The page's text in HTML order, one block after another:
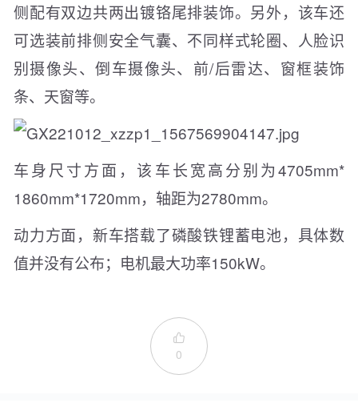
侧配有双边共两出镀铬尾排装饰。另外，该车还
可选装前排侧安全气囊、不同样式轮圈、人脸识
别摄像头、倒车摄像头、前/后雷达、窗框装饰
条、天窗等。
车身尺寸方面，该车长宽高分别为4705mm*
1860mm*1720mm，轴距为2780mm。
动力方面，新车搭载了磷酸铁锂蓄电池，具体数
值并没有公布；电机最大功率150kW。

0